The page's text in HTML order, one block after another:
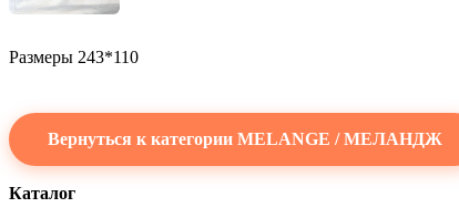
Размеры 243*110
Вернуться к категории MELANGE / МЕЛАНДЖ
Каталог